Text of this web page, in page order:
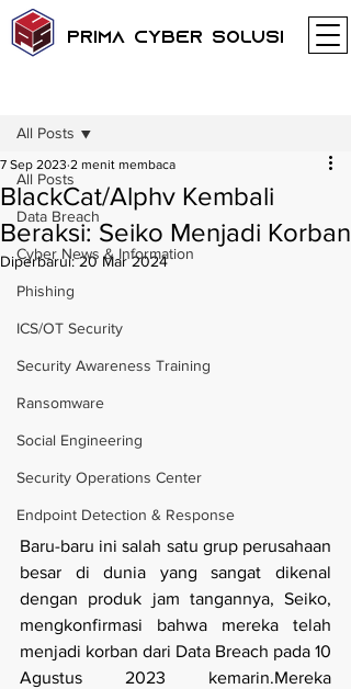
Prima Cyber Solusi
All Posts
Data Breach
Cyber News & Information
Phishing
ICS/OT Security
Security Awareness Training
Ransomware
Social Engineering
Security Operations Center
Endpoint Detection & Response
All Posts
BlackCat/Alphv Kembali
Beraksi: Seiko Menjadi Korban
7 Sep 2023 2 menit membaca
Diperbarui:20 Mar 2024
Baru-baru ini salah satu grup perusahaan
besar di dunia yang sangat dikenal
dengan produk jam tangannya, Seiko,
mengkonfirmasi bahwa mereka telah
menjadi korban dari Data Breach pada 10
Agustus 2023 kemarin.Mereka